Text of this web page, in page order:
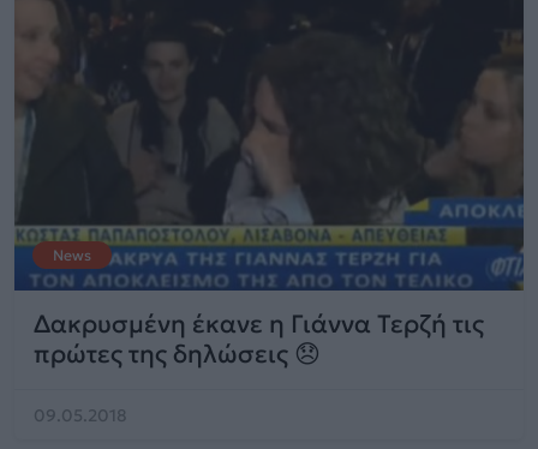
News
Δακρυσμένη έκανε η Γιάννα Τερζή τις
πρώτες της δηλώσεις 😞
09.05.2018